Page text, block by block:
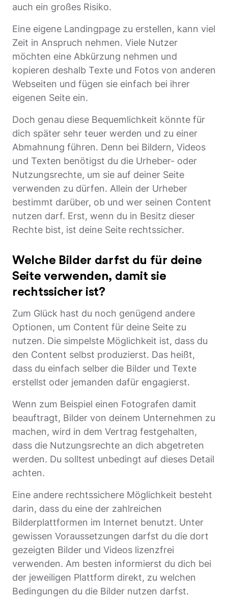
auch ein großes Risiko.
Eine eigene Landingpage zu erstellen, kann viel
Zeit in Anspruch nehmen. Viele Nutzer
möchten eine Abkürzung nehmen und
kopieren deshalb Texte und Fotos von anderen
Webseiten und fügen sie einfach bei ihrer
eigenen Seite ein.
Doch genau diese Bequemlichkeit könnte für
dich später sehr teuer werden und zu einer
Abmahnung führen. Denn bei Bildern, Videos
und Texten benötigst du die Urheber- oder
Nutzungsrechte, um sie auf deiner Seite
verwenden zu dürfen. Allein der Urheber
bestimmt darüber, ob und wer seinen Content
nutzen darf. Erst, wenn du in Besitz dieser
Rechte bist, ist deine Seite rechtssicher.
Welche Bilder darfst du für deine
Seite verwenden, damit sie
rechtssicher ist?
Zum Glück hast du noch genügend andere
Optionen, um Content für deine Seite zu
nutzen. Die simpelste Möglichkeit ist, dass du
den Content selbst produzierst. Das heißt,
dass du einfach selber die Bilder und Texte
erstellst oder jemanden dafür engagierst.
Wenn zum Beispiel einen Fotografen damit
beauftragt, Bilder von deinem Unternehmen zu
machen, wird in dem Vertrag festgehalten,
dass die Nutzungsrechte an dich abgetreten
werden. Du solltest unbedingt auf dieses Detail
achten.
Eine andere rechtssichere Möglichkeit besteht
darin, dass du eine der zahlreichen
Bilderplattformen im Internet benutzt. Unter
gewissen Voraussetzungen darfst du die dort
gezeigten Bilder und Videos lizenzfrei
verwenden. Am besten informierst du dich bei
der jeweiligen Plattform direkt, zu welchen
Bedingungen du die Bilder nutzen darfst.